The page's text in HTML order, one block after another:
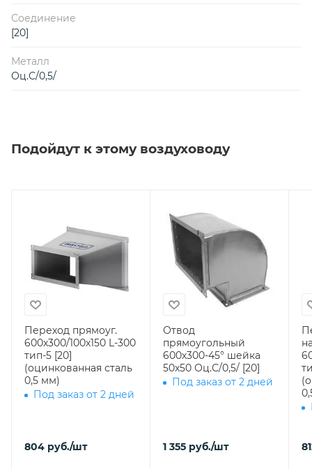
Соединение
[20]
Металл
Оц.С/0,5/
Подойдут к этому воздуховоду
Переход прямоуг.
600х300/100х150 L-300
тип-5 [20]
(оцинкованная сталь
0,5 мм)
Под заказ от 2 дней
804 руб./шт
Отвод
прямоугольный
600х300-45° шейка
50х50 Оц.С/0,5/ [20]
Под заказ от 2 дней
1 355 руб./шт